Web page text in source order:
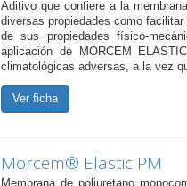
Aditivo que confiere a la
diversas propiedades como
de sus propiedades físico-
aplicación de MORCEM
climatológicas adversas, a la vez
Ver ficha
Morcem® Elastic PM